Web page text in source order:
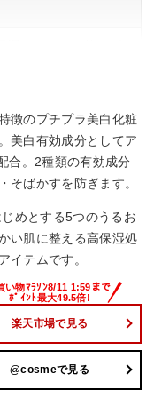
徴のプチプラ美白化粧
美白有効成分としてア
合。2種類の有効成分
そばかすを防ぎます。
めとする5つのうるお
い肌に整える高保湿処
イテムです。
楽天市場で見る
@cosmeで見る